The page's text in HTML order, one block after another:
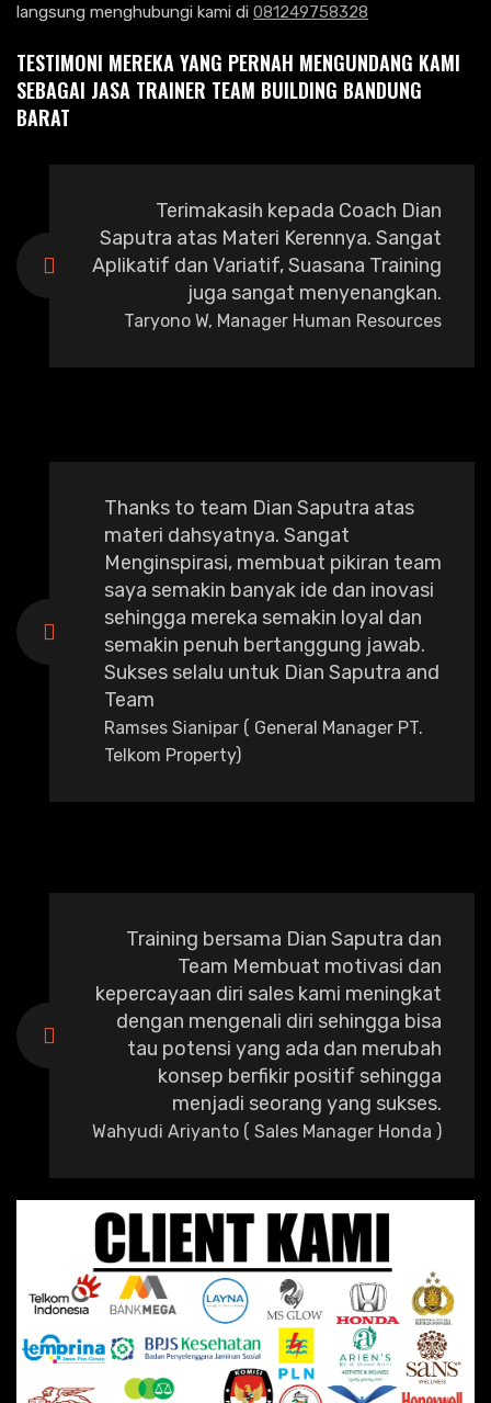
langsung menghubungi kami di 081249758328
TESTIMONI MEREKA YANG PERNAH MENGUNDANG KAMI
SEBAGAI JASA TRAINER TEAM BUILDING BANDUNG
BARAT
Terimakasih kepada Coach Dian
Saputra atas Materi Kerennya. Sangat
Aplikatif dan Variatif, Suasana Training
juga sangat menyenangkan.
Taryono W, Manager Human Resources
Thanks to team Dian Saputra atas
materi dahsyatnya. Sangat
Menginspirasi, membuat pikiran team
saya semakin banyak ide dan inovasi
sehingga mereka semakin loyal dan
semakin penuh bertanggung jawab.
Sukses selalu untuk Dian Saputra and
Team
Ramses Sianipar ( General Manager PT.
Telkom Property)
Training bersama Dian Saputra dan
Team Membuat motivasi dan
kepercayaan diri sales kami meningkat
dengan mengenali diri sehingga bisa
tau potensi yang ada dan merubah
konsep berfikir positif sehingga
menjadi seorang yang sukses.
Wahyudi Ariyanto ( Sales Manager Honda )